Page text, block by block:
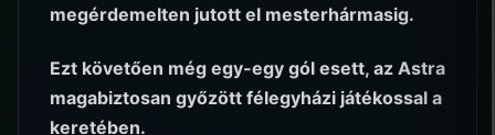
megérdemelten jutott el mesterhármasig.
Ezt követően még egy-egy gól esett, az Astra
magabiztosan győzött félegyházi játékossal a
keretében.